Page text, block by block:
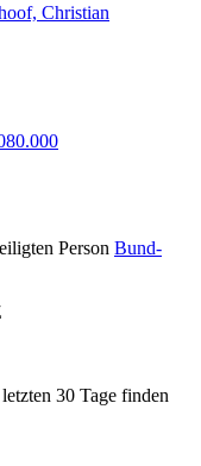
Christian
Person Bund-
30 Tage finden